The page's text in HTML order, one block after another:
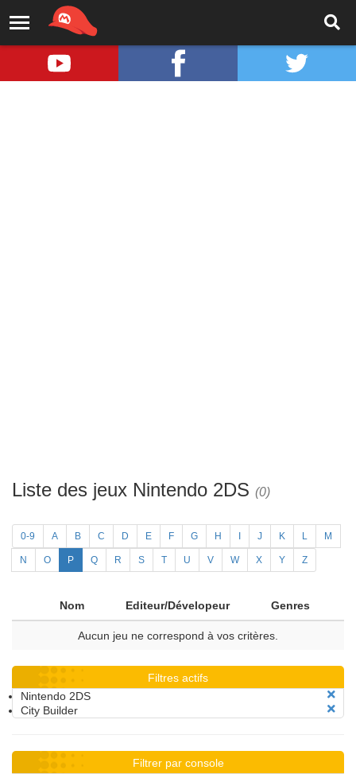
Liste des jeux Nintendo 2DS (0)
0-9 A B C D E F G H J K L M
N O P Q R S T U V W X Y Z
Nom Editeur/Dévelopeur Genres
Aucun jeu ne correspond à vos critères.
Filtres actifs
Nintendo 2DS
City Builder
Filtrer par console